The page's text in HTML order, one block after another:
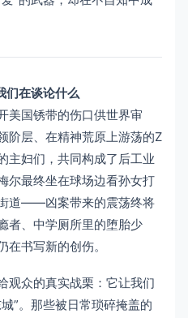
们在谈论什么
美国锈带的伤口供世界审
阶层、在精神荒原上游荡的Z
主妇们，共同构成了后工业
尔最终坐在球场边看孙女打
道——凶案带来的震荡终将
者、中学厕所里的堕胎少
书写新的创伤。
观众的真实战栗：它让我们
”。那些被日常琐碎掩盖的